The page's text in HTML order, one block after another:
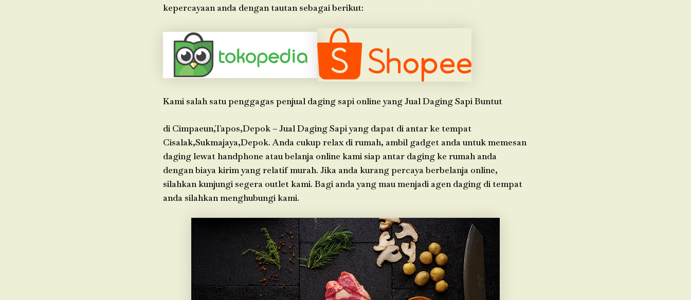
kepercayaan anda dengan tautan sebagai berikut:
Kami salah satu penggagas penjual daging sapi online yang Jual Daging Sapi Buntut
di Cimpaeun,Tapos,Depok – Jual Daging Sapi yang dapat di antar ke tempat
Cisalak,Sukmajaya,Depok. Anda cukup relax di rumah, ambil gadget anda untuk memesan
daging lewat handphone atau belanja online kami siap antar daging ke rumah anda
dengan biaya kirim yang relatif murah. Jika anda kurang percaya berbelanja online,
silahkan kunjungi segera outlet kami. Bagi anda yang mau menjadi agen daging di tempat
anda silahkan menghubungi kami.